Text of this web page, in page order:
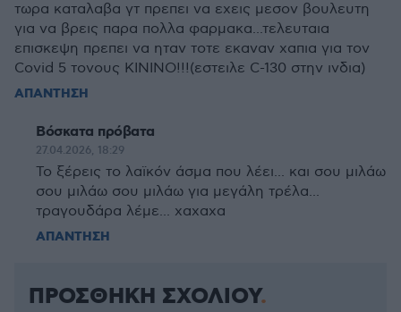
τωρα καταλαβα γτ πρεπει να εχεις μεσον βουλευτη
για να βρεις παρα πολλα φαρμακα...τελευταια
επισκεψη πρεπει να ηταν τοτε εκαναν χαπια για τον
Covid 5 τονους ΚΙΝΙΝΟ!!!(εστειλε C-130 στην ινδια)
ΑΠΑΝΤΗΣΗ
Βόσκατα πρόβατα
27.04.2026, 18:29
Το ξέρεις το λαϊκόν άσμα που λέει... και σου μιλάω
σου μιλάω σου μιλάω για μεγάλη τρέλα...
τραγουδάρα λέμε... χαχαχα
ΑΠΑΝΤΗΣΗ
ΠΡΟΣΘΗΚΗ ΣΧΟΛΙΟΥ